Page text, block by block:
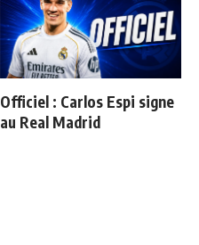
Officiel : Carlos Espi signe
au Real Madrid